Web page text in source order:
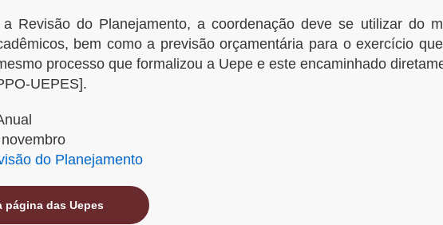
a Revisão do Planejamento, a coordenação deve se utilizar do
bem como a previsão orçamentária para o exercício
processo que formalizou a Uepe e este encaminhado
UEPES].
do Planejamento
página das Uepes